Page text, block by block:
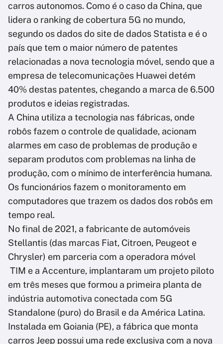
carros autonomos. Como é o caso da China, que
lidera o ranking de cobertura 5G no mundo,
segundo os dados do site de dados Statista e é o
país que tem o maior número de patentes
relacionadas a nova tecnologia móvel, sendo que a
empresa de telecomunicações Huawei detém
40% destas patentes, chegando a marca de 6.500
produtos e ideias registradas.
A China utiliza a tecnologia nas fábricas, onde
robôs fazem o controle de qualidade, acionam
alarmes em caso de problemas de produção e
separam produtos com problemas na linha de
produção, com o mínimo de interferência humana.
Os funcionários fazem o monitoramento em
computadores que trazem os dados dos robôs em
tempo real.
No final de 2021, a fabricante de automóveis
Stellantis (das marcas Fiat, Citroen, Peugeot e
Chrysler) em parceria com a operadora móvel
TIM e a Accenture, implantaram um projeto piloto
em três meses que formou a primeira planta de
indústria automotiva conectada com 5G
Standalone (puro) do Brasil e da América Latina.
Instalada em Goiania (PE), a fábrica que monta
carros Jeep possui uma rede exclusiva com a nova